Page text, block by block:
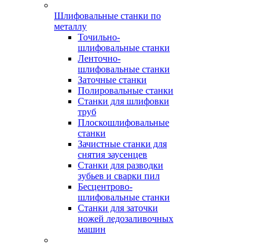
Шлифовальные станки по
металлу
Точильно-
шлифовальные станки
Ленточно-
шлифовальные станки
Заточные станки
Полировальные станки
Станки для шлифовки
труб
Плоскошлифовальные
станки
Зачистные станки для
снятия заусенцев
Станки для разводки
зубьев и сварки пил
Бесцентрово-
шлифовальные станки
Станки для заточки
ножей ледозаливочных
машин